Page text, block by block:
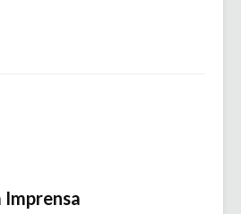
Imprensa